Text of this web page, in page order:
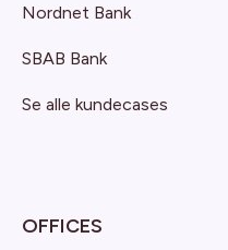
Nordnet Bank
SBAB Bank
Se alle kundecases
OFFICES